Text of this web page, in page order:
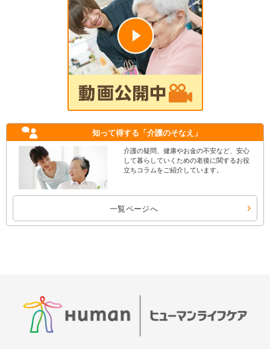
知って得する 「介護のそなえ」
介護の疑問、健康やお金の不安など、安心
して暮らしていくための老後に関するお役
立ちコラムをご紹介しています。
一覧ページへ